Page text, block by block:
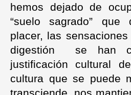
hemos dejado de
“suelo sagrado” que
placer, las
digestión
se han
justificación cultural
cultura que se puede